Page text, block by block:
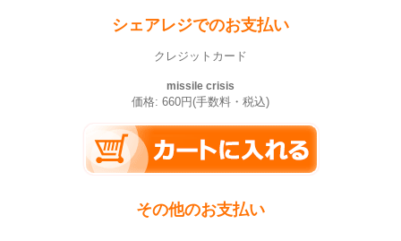
シェアレジでのお支払い
クレジットカード
missile crisis
価格: 660円(手数料・税込)
その他のお支払い